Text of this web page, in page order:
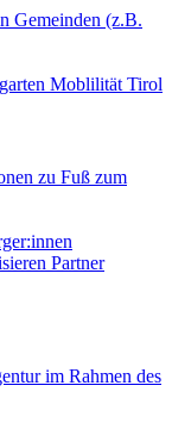
Gemeinden (z.B.
Moblilität Tirol
zu Fuß zum
Partner
im Rahmen des